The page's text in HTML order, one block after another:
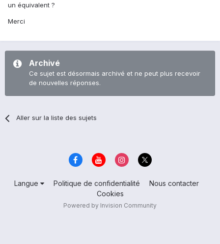
un équivalent ?
Merci
Archivé
Ce sujet est désormais archivé et ne peut plus recevoir
de nouvelles réponses.
Aller sur la liste des sujets
Langue Politique de confidentialité
Nous contacter
Cookies
Powered by Invision Community